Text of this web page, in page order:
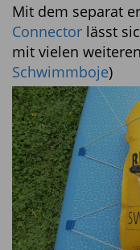
Mit dem separat
Connector lässt
mit vielen
Schwimmboje)